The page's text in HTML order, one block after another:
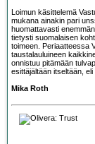
Loimun käsittelemä
mukana ainakin pari
huomattavasti
tietysti suomalaisen
toimeen. Periaatteessa
taustalauluineen
onnistuu pitämään
esittäjältään itseltään,
Mika Roth